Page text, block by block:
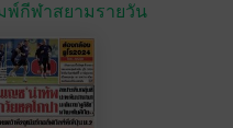
พ์กีฬาสยามรายวัน